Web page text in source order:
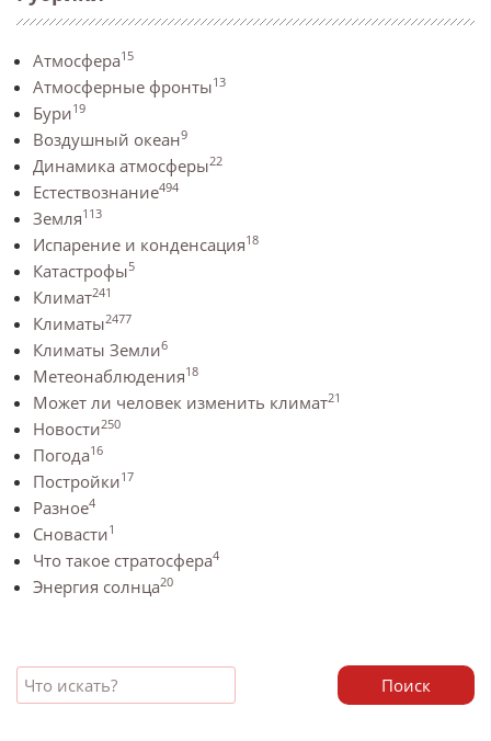
Атмосфера15
Атмосферные фронты13
Бури19
Воздушный океан9
Динамика атмосферы22
Естествознание494
Земля113
Испарение и конденсация18
Катастрофы5
Климат241
Климаты2477
Климаты Земли6
Метеонаблюдения18
Может ли человек изменить климат21
Новости250
Погода16
Постройки17
Разное4
Сновасти1
Что такое стратосфера4
Энергия солнца20
Поиск